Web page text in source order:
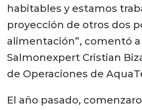
habitables y estamos
proyección de otros dos
alimentación”, comentó a
Salmonexpert Cristian
de Operaciones de
El año pasado,